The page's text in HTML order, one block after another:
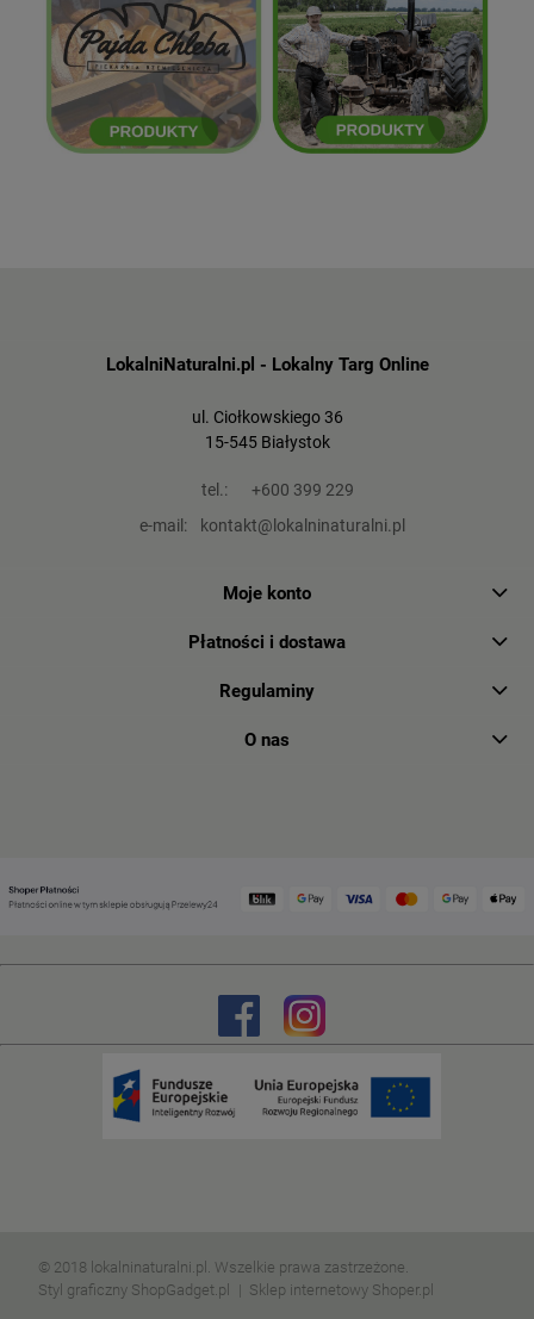
Pajda Chleba
ZOBACZ
Mikołaj Kordziukiewicz
ZOBACZ
LokalniNaturalni.pl - Lokalny Targ Online
ul. Ciołkowskiego 36
15-545 Białystok
tel.:
+600 399 229
e-mail:
kontakt@lokalninaturalni.pl
Moje konto
Płatności i dostawa
Regulaminy
O nas
© 2018 lokalninaturalni.pl. Wszelkie prawa zastrzeżone.
Styl graficzny ShopGadget.pl
Sklep internetowy Shoper.pl